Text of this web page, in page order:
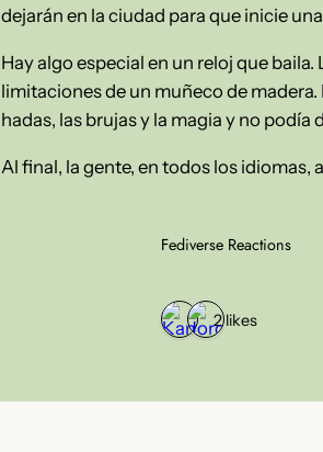
dejarán en la ciudad para que inicie
Hay algo especial en un reloj que
limitaciones de un muñeco de
hadas, las brujas y la magia y no
Al final, la gente, en todos los idiomas,
Fediverse Reactions
2 likes